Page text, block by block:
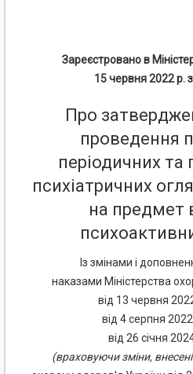
Зареєстровано в
15червня2022р.
Про
проведення
періодичних та
психіатричних
на предмет
Із змінами і
наказами Міністерства
від 13 червня
від 4 серпня
від 26 січня
(враховуючи зміни, внесені